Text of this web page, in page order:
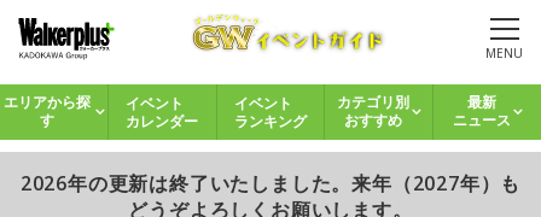
MENU
エリアから探
す
イベント
カレンダー
イベント
ランキング
カテゴリ別
おすすめ
最新
ニュース
2026年の更新は終了いたしました。来年（2027年）も
どうぞよろしくお願いします。